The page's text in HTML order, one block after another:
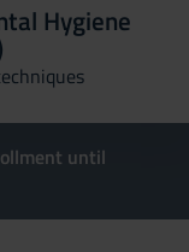
Hygiene
until